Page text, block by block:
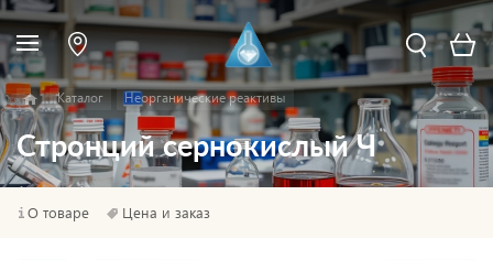
Каталог Неорганические реактивы
Стронций сернокислый Ч
О товаре Цена и заказ